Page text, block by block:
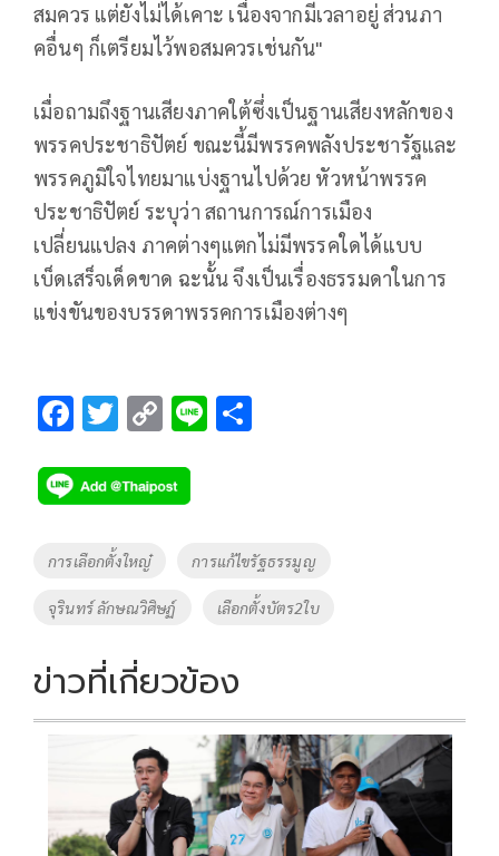
สมควร แต่ยังไม่ได้เคาะ เนื่องจากมีเวลาอยู่ ส่วนภา
คอื่นๆ ก็เตรียมไว้พอสมควรเช่นกัน"
เมื่อถามถึงฐานเสียงภาคใต้ซึ่งเป็นฐานเสียงหลักของ
พรรคประชาธิปัตย์ ขณะนี้มีพรรคพลังประชารัฐและ
พรรคภูมิใจไทยมาแบ่งฐานไปด้วย หัวหน้าพรรค
ประชาธิปัตย์ ระบุว่า สถานการณ์การเมือง
เปลี่ยนแปลง ภาคต่างๆแตกไม่มีพรรคใดได้แบบ
เบ็ดเสร็จเด็ดขาด ฉะนั้น จึงเป็นเรื่องธรรมดาในการ
แข่งขันของบรรดาพรรคการเมืองต่างๆ
F
e
b
o
o
k
T
tt
er
C
p
y
Li
n
k
Li
Tags
การเลือกตั้งใหญ๋ การแก้ไขรัฐธรรมูญ
จุรินทร์ ลักษณวิศิษฏ์ เลือกตั้งบัตร2ใบ
ข่าวที่เกี่ยวข้อง